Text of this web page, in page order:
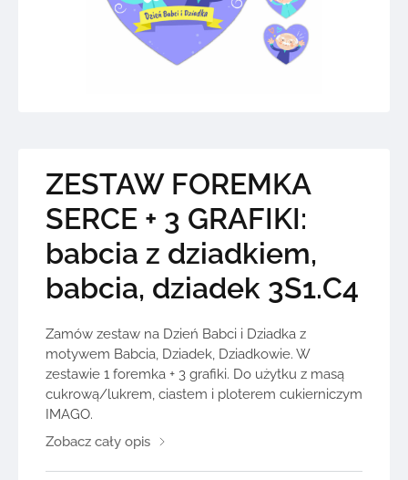
ZESTAW FOREMKA
SERCE + 3 GRAFIKI:
babcia z dziadkiem,
babcia, dziadek 3S1.C4
Zamów zestaw na Dzień Babci i Dziadka z
motywem Babcia, Dziadek, Dziadkowie. W
zestawie 1 foremka + 3 grafiki. Do użytku z masą
cukrową/lukrem, ciastem i ploterem cukierniczym
IMAGO.
Zobacz cały opis